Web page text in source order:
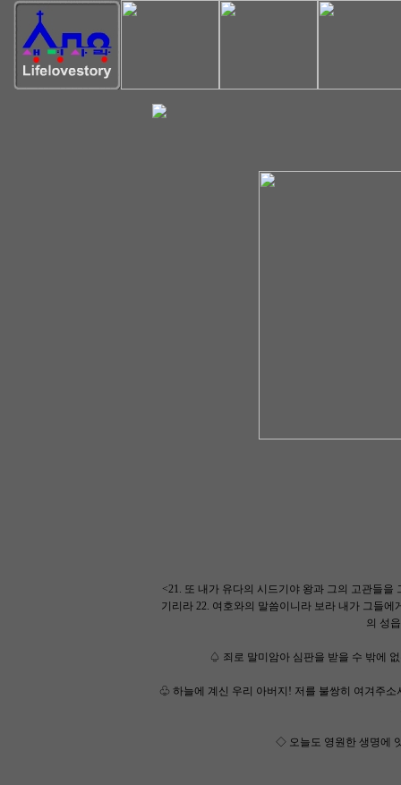
<21. 또 내가 유다의 시드기야 왕과 그의 고관들
기리라 22. 여호와의 말씀이니라 보라 내가 그들
의 성
♤ 죄로 말미암아 심판을 받을 수 밖에
♧ 하늘에 계신 우리 아버지! 저를 불쌍히 여겨주
◇ 오늘도 영원한 생명에